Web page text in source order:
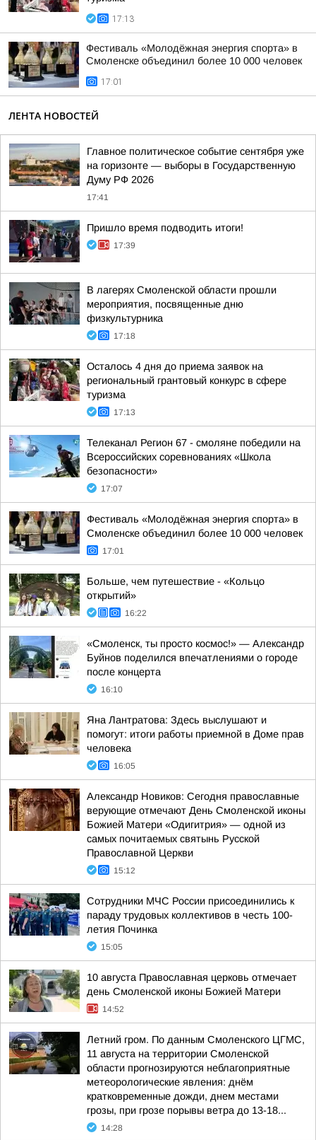
17:13
Фестиваль «Молодёжная энергия спорта» в
Смоленске объединил более 10 000 человек
17:01
ЛЕНТА НОВОСТЕЙ
Главное политическое событие сентября уже
на горизонте — выборы в Государственную
Думу РФ 2026
17:41
Пришло время подводить итоги!
17:39
В лагерях Смоленской области прошли
мероприятия, посвященные дню
физкультурника
17:18
Осталось 4 дня до приема заявок на
региональный грантовый конкурс в сфере
туризма
17:13
Телеканал Регион 67 - смоляне победили на
Всероссийских соревнованиях «Школа
безопасности»
17:07
Фестиваль «Молодёжная энергия спорта» в
Смоленске объединил более 10 000 человек
17:01
Больше, чем путешествие - «Кольцо
открытий»
16:22
«Смоленск, ты просто космос!» — Александр
Буйнов поделился впечатлениями о городе
после концерта
16:10
Яна Лантратова: Здесь выслушают и
помогут: итоги работы приемной в Доме прав
человека
16:05
Александр Новиков: Сегодня православные
верующие отмечают День Смоленской иконы
Божией Матери «Одигитрия» — одной из
самых почитаемых святынь Русской
Православной Церкви
15:12
Сотрудники МЧС России присоединились к
параду трудовых коллективов в честь 100-
летия Починка
15:05
10 августа Православная церковь отмечает
день Смоленской иконы Божией Матери
14:52
Летний гром. По данным Смоленского ЦГМС,
11 августа на территории Смоленской
области прогнозируются неблагоприятные
метеорологические явления: днём
кратковременные дожди, днем местами
грозы, при грозе порывы ветра до 13-18...
14:28